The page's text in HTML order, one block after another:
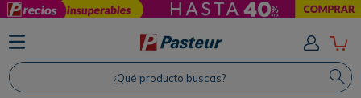
¿Qué producto buscas?
TÉRMINOS MÁS BUSCADOS
1. Protector Solar
2. Shampoo